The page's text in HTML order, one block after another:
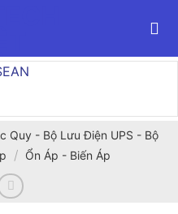
Quy - Bộ Lưu Điện UPS - Bộ
/ Ổn Áp - Biến Áp